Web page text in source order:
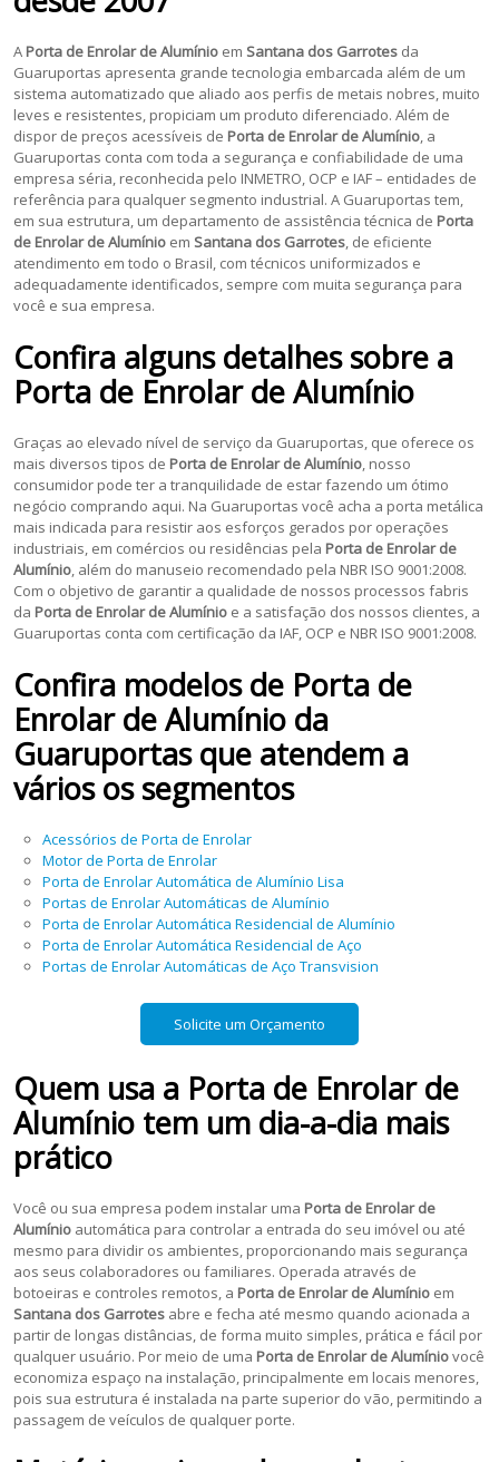
A Porta de Enrolar de Alumínio em Santana dos Garrotes da
Guaruportas apresenta grande tecnologia embarcada além de um
sistema automatizado que aliado aos perfis de metais nobres, muito
leves e resistentes, propiciam um produto diferenciado. Além de
dispor de preços acessíveis de Porta de Enrolar de Alumínio , a
Guaruportas conta com toda a segurança e confiabilidade de uma
empresa séria, reconhecida pelo INMETRO, OCP e IAF – entidades de
referência para qualquer segmento industrial. A Guaruportas tem,
em sua estrutura, um departamento de assistência técnica de Porta
de Enrolar de Alumínio em Santana dos Garrotes , de eficiente
atendimento em todo o Brasil, com técnicos uniformizados e
adequadamente identificados, sempre com muita segurança para
você e sua empresa.
Confira alguns detalhes sobre a
Porta de Enrolar de Alumínio
Graças ao elevado nível de serviço da Guaruportas, que oferece os
mais diversos tipos de Porta de Enrolar de Alumínio , nosso
consumidor pode ter a tranquilidade de estar fazendo um ótimo
negócio comprando aqui. Na Guaruportas você acha a porta metálica
mais indicada para resistir aos esforços gerados por operações
industriais, em comércios ou residências pela Porta de Enrolar de
Alumínio , além do manuseio recomendado pela NBR ISO 9001:2008.
Com o objetivo de garantir a qualidade de nossos processos fabris
da Porta de Enrolar de Alumínio e a satisfação dos nossos clientes, a
Guaruportas conta com certificação da IAF, OCP e NBR ISO 9001:2008.
Confira modelos de Porta de
Enrolar de Alumínio da
Guaruportas que atendem a
vários os segmentos
Acessórios de Porta de Enrolar
Motor de Porta de Enrolar
Porta de Enrolar Automática de Alumínio Lisa
Portas de Enrolar Automáticas de Alumínio
Porta de Enrolar Automática Residencial de Alumínio
Porta de Enrolar Automática Residencial de Aço
Portas de Enrolar Automáticas de Aço Transvision
Solicite um Orçamento
Quem usa a Porta de Enrolar de
Alumínio tem um dia-a-dia mais
prático
Você ou sua empresa podem instalar uma Porta de Enrolar de
Alumínio automática para controlar a entrada do seu imóvel ou até
mesmo para dividir os ambientes, proporcionando mais segurança
aos seus colaboradores ou familiares. Operada através de
botoeiras e controles remotos, a Porta de Enrolar de Alumínio em
Santana dos Garrotes abre e fecha até mesmo quando acionada a
partir de longas distâncias, de forma muito simples, prática e fácil por
qualquer usuário. Por meio de uma Porta de Enrolar de Alumíniovocê
economiza espaço na instalação, principalmente em locais menores,
pois sua estrutura é instalada na parte superior do vão, permitindo a
passagem de veículos de qualquer porte.